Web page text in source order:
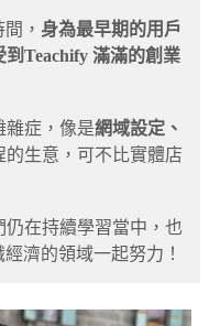
， 身為最早期的用戶
Teachify 滿滿的創業
雜症，像是網域設定、
的生意，可不比實體店
在持續學習當中，也
濟的領域一起努力！